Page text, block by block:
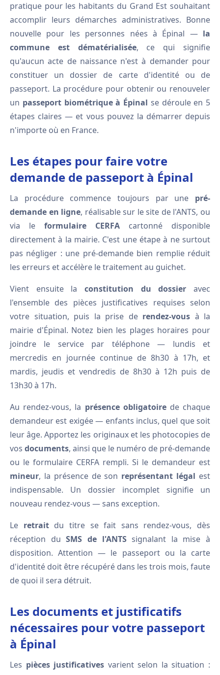
pratique pour les habitants du Grand Est souhaitant
accomplir leurs démarches administratives. Bonne
nouvelle pour les personnes nées à Épinal — la
commune est dématérialisée, ce qui signifie
qu'aucun acte de naissance n'est à demander pour
constituer un dossier de carte d'identité ou de
passeport. La procédure pour obtenir ou renouveler
un passeport biométrique à Épinal se déroule en 5
étapes claires — et vous pouvez la démarrer depuis
n'importe où en France.
Les étapes pour faire votre
demande de passeport à Épinal
La procédure commence toujours par une pré-
demande en ligne, réalisable sur le site de l'ANTS, ou
via le formulaire CERFA cartonné disponible
directement à la mairie. C'est une étape à ne surtout
pas négliger : une pré-demande bien remplie réduit
les erreurs et accélère le traitement au guichet.
Vient ensuite la constitution du dossier avec
l'ensemble des pièces justificatives requises selon
votre situation, puis la prise de rendez-vous à la
mairie d'Épinal. Notez bien les plages horaires pour
joindre le service par téléphone — lundis et
mercredis en journée continue de 8h30 à 17h, et
mardis, jeudis et vendredis de 8h30 à 12h puis de
13h30 à 17h.
Au rendez-vous, la présence obligatoirede chaque
demandeur est exigée — enfants inclus, quel que soit
leur âge. Apportez les originaux et les photocopies de
vos documents, ainsi que le numéro de pré-demande
ou le formulaire CERFA rempli. Si le demandeur est
mineur, la présence de son représentant légal est
indispensable. Un dossier incomplet signifie un
nouveau rendez-vous — sans exception.
Le retraitdu titre se fait sans rendez-vous, dès
réception duSMS de l'ANTSsignalant la mise à
disposition. Attention — le passeport ou la carte
d'identité doit être récupéré dans les trois mois, faute
de quoi il sera détruit.
Les documents et justificatifs
nécessaires pour votre passeport
à Épinal
Les pièces justificatives varient selon la situation :